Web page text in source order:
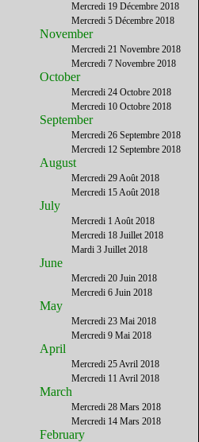
Mercredi 19 Décembre 2018
Mercredi 5 Décembre 2018
November
Mercredi 21 Novembre 2018
Mercredi 7 Novembre 2018
October
Mercredi 24 Octobre 2018
Mercredi 10 Octobre 2018
September
Mercredi 26 Septembre 2018
Mercredi 12 Septembre 2018
August
Mercredi 29 Août 2018
Mercredi 15 Août 2018
July
Mercredi 1 Août 2018
Mercredi 18 Juillet 2018
Mardi 3 Juillet 2018
June
Mercredi 20 Juin 2018
Mercredi 6 Juin 2018
May
Mercredi 23 Mai 2018
Mercredi 9 Mai 2018
April
Mercredi 25 Avril 2018
Mercredi 11 Avril 2018
March
Mercredi 28 Mars 2018
Mercredi 14 Mars 2018
February